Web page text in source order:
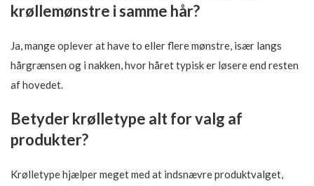
krøllemønstre i samme hår?
Ja, mange oplever at have to eller flere mønstre, især langs
hårgrænsen og i nakken, hvor håret typisk er løsere end resten
af hovedet.
Betyder krølletype alt for valg af
produkter?
Krølletype hjælper meget med at indsnævre produktvalget,